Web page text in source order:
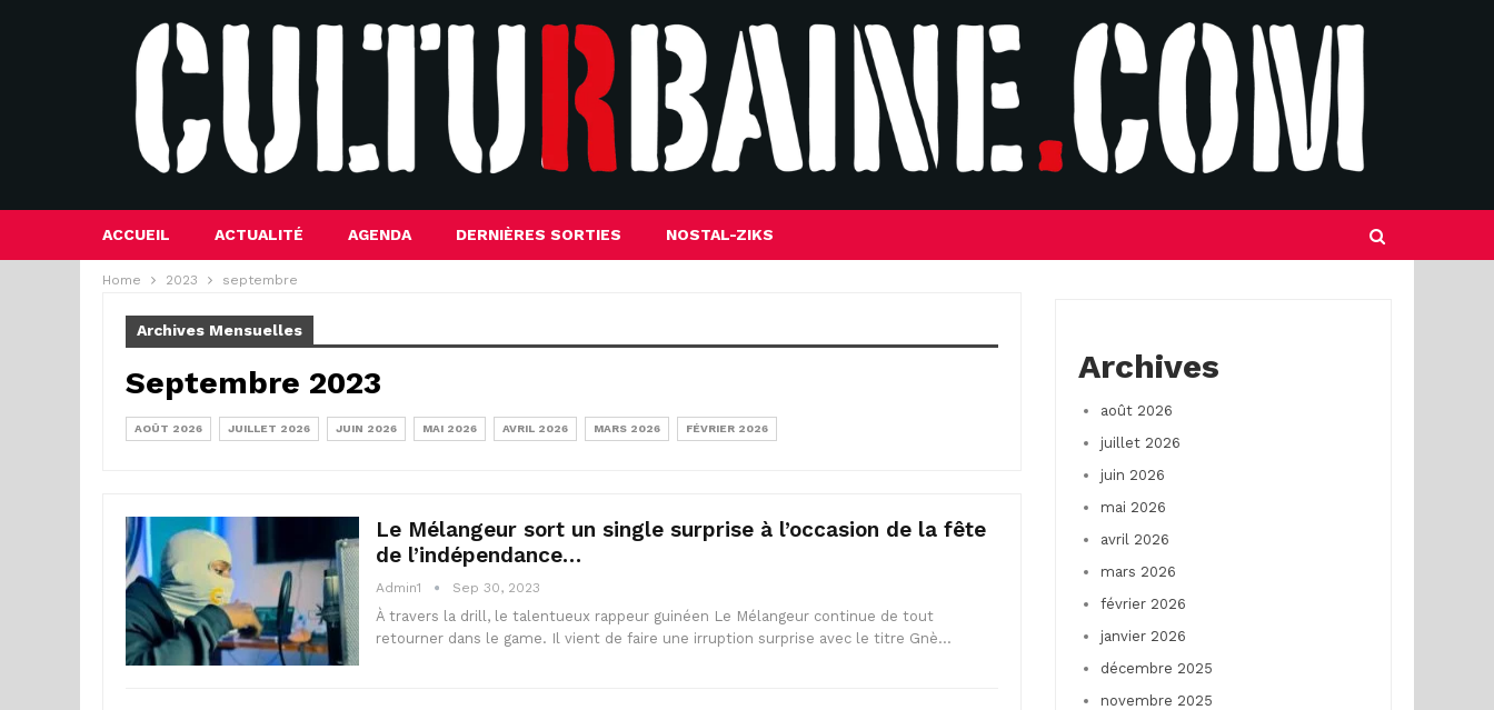
ACCUEIL ACTUALITÉ AGENDA DERNIÈRES SORTIES NOSTAL-ZIKS
Home 2023 septembre
Archives Mensuelles
Septembre 2023
AOÛT 2026 JUILLET 2026 JUIN 2026 MAI 2026 AVRIL 2026 MARS 2026 FÉVRIER 2026
Le Mélangeur sort un single surprise à l’occasion de la fête
de l’indépendance…
Admin1 Sep 30, 2023
À travers la drill, le talentueux rappeur guinéen Le Mélangeur continue de tout
retourner dans le game. Il vient de faire une irruption surprise avec le titre Gnè…
Archives
août 2026
juillet 2026
juin 2026
mai 2026
avril 2026
mars 2026
février 2026
janvier 2026
décembre 2025
novembre 2025